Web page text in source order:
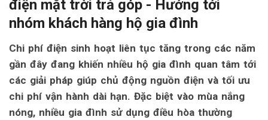
điện mặt trời trả góp - Hướng tới
nhóm khách hàng hộ gia đình
Chi phí điện sinh hoạt liên tục tăng trong các năm
gần đây đang khiến nhiều hộ gia đình quan tâm tới
các giải pháp giúp chủ động nguồn điện và tối ưu
chi phí vận hành dài hạn. Đặc biệt vào mùa nắng
nóng, nhiều gia đình sử dụng điều hòa thường